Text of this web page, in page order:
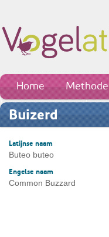
Home Methode
Buizerd
Latijnse naam
Buteo buteo
Engelse naam
Common Buzzard